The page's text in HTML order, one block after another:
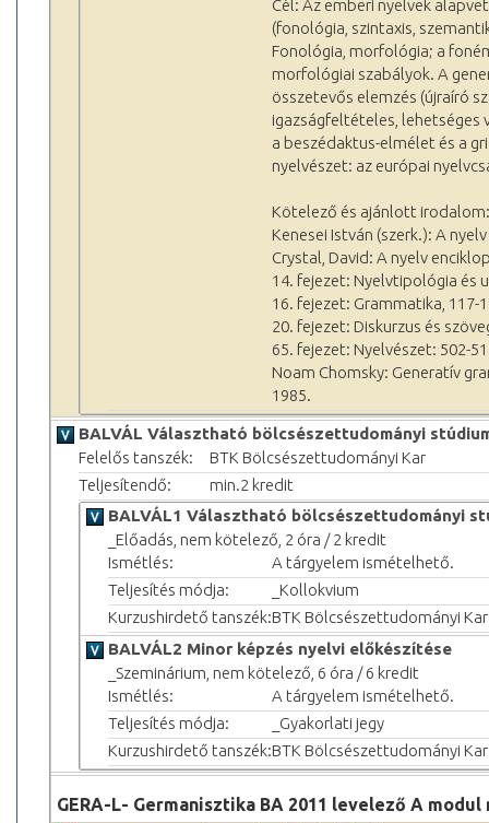
Cél: Az emberi nyelvek
(fonológia, szintaxis,
Fonológia, morfológia; a
morfológiai szabályok. A
összetevős elemzés (újraíró
igazságfeltételes, lehetséges
a beszédaktus-elmélet és a
nyelvészet: az európai
Kötelező és ajánlott irodalom:
Kenesei István (szerk.): A
Crystal, David: A nyelv
14. fejezet: Nyelvtipológia és
16. fejezet: Grammatika, 117-
20. fejezet: Diskurzus és
65. fejezet: Nyelvészet: 502-
Noam Chomsky: Generatív
1985.
BALVÁL Választható bölcsészettudományi
Felelős tanszék:
BTK Bölcsészettudományi Kar
Teljesítendő:
min.2 kredit
BALVÁL1 Választható bölcsészettudományi
_Előadás, nem kötelező, 2 óra / 2 kredit
Ismétlés:
A tárgyelem ismételhető.
Teljesítés módja:
_Kollokvium
Kurzushirdető tanszék:BTK Bölcsészettudományi Kar
BALVÁL2 Minor képzés nyelvi előkészítése
_Szeminárium, nem kötelező, 6 óra / 6 kredit
Ismétlés:
A tárgyelem ismételhető.
Teljesítés módja:
_Gyakorlati jegy
Kurzushirdető tanszék:BTK Bölcsészettudományi Kar
GERA-L- Germanisztika BA 2011 levelező A modul